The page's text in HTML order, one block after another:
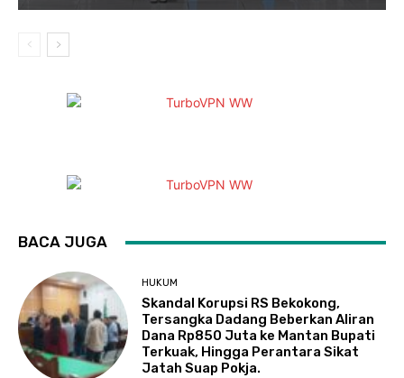
BACA JUGA
HUKUM
Skandal Korupsi RS Bekokong,
Tersangka Dadang Beberkan Aliran
Dana Rp850 Juta ke Mantan Bupati
Terkuak, Hingga Perantara Sikat
Jatah Suap Pokja.